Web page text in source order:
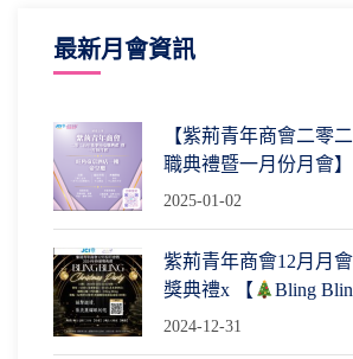
最新月會資訊
【紫荊青年商會二零
職典禮暨一月份月會】
2025-01-02
紫荊青年商會12月月
獎典禮x 【
Bling
2024-12-31